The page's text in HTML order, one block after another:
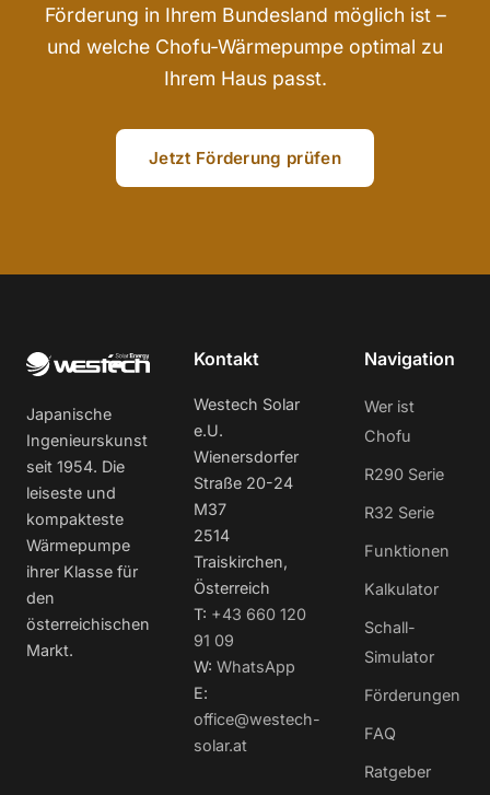
Förderung in Ihrem Bundesland möglich ist –
und welche Chofu-Wärmepumpe optimal zu
Ihrem Haus passt.
Jetzt Förderung prüfen
Japanische
Ingenieurskunst
seit 1954. Die
leiseste und
kompakteste
Wärmepumpe
ihrer Klasse für
den
österreichischen
Markt.
Kontakt
Westech Solar
e.U.
Wienersdorfer
Straße 20-24
M37
2514
Traiskirchen,
Österreich
T: +43 660 120
91 09
W: WhatsApp
E:
office@westech-
solar.at
Navigation
Wer ist
Chofu
R290 Serie
R32 Serie
Funktionen
Kalkulator
Schall-
Simulator
Förderungen
FAQ
Ratgeber